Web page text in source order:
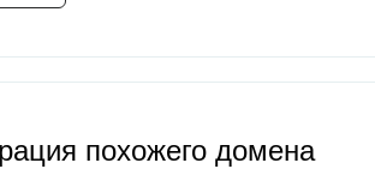
похожего домена